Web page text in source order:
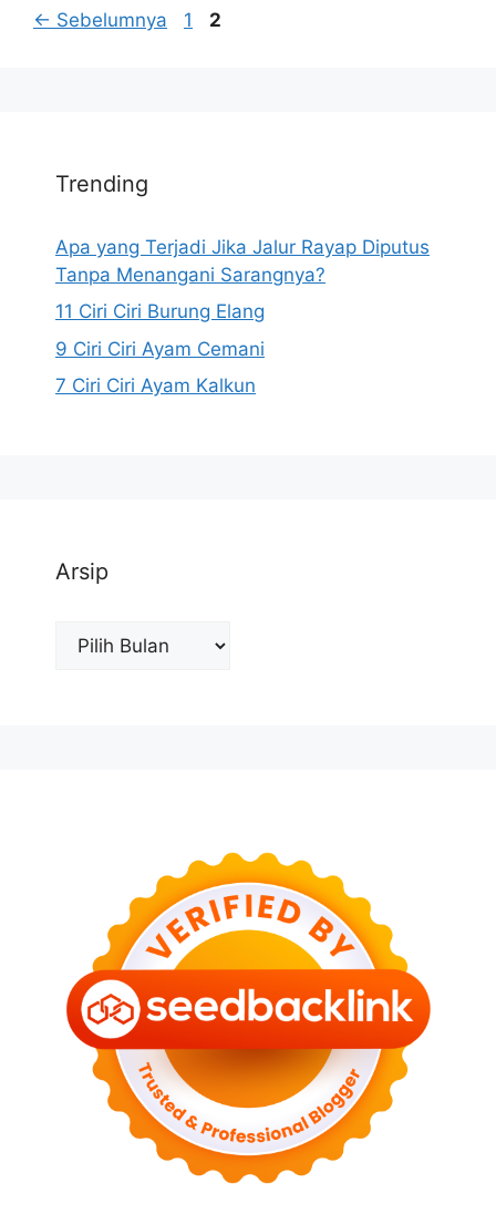
← Sebelumnya Halaman
1 Halaman
2
Trending
Apa yang Terjadi Jika Jalur Rayap Diputus
Tanpa Menangani Sarangnya?
11 Ciri Ciri Burung Elang
9 Ciri Ciri Ayam Cemani
7 Ciri Ciri Ayam Kalkun
Arsip
Arsip